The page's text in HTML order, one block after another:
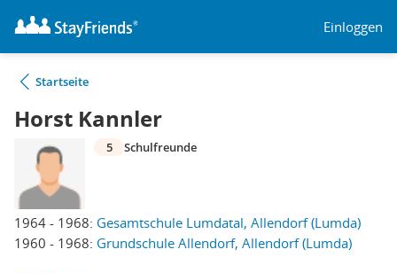
Einloggen
Startseite
Horst Kannler
1964 - 1968: Gesamtschule Lumdatal, Allendorf (Lumda)
1960 - 1968: Grundschule Allendorf, Allendorf (Lumda)
5 Schulfreunde